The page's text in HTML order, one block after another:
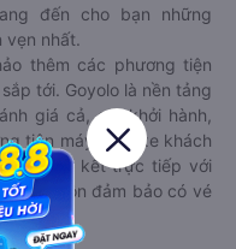
đến cho bạn những
vẹn nhất.
thêm các phương tiện
tới. Goyolo là nền tảng
giá cả, giờ khởi hành,
tiện máy bay, xe khách
liên kết trực tiếp với
hoả, luôn đảm bảo có vé